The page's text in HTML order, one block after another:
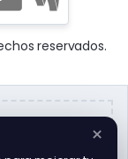
reservados.
×